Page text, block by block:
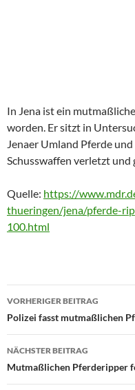
In Jena ist ein
worden. Er sitzt in
Jenaer Umland Pferde
Schusswaffen verletzt und
Quelle: https://
thueringen/jena/pferde-
100.html
VORHERIGER BEITRAG
Polizei fasst mutmaßlichen
NÄCHSTER BEITRAG
Mutmaßlichen Pferderipper